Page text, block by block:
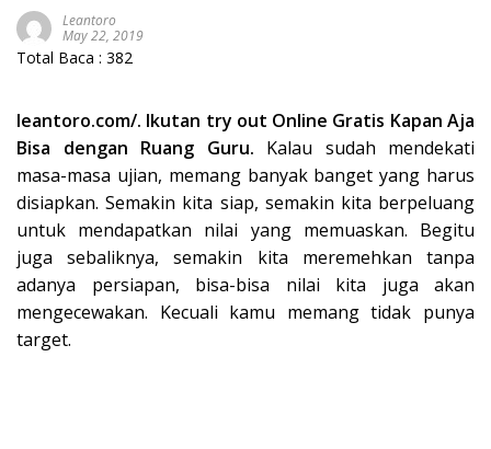
Ciptakan
Cerita,
Membangun
Leantoro
May 22, 2019
Total Baca : 382
leantoro.com/. Ikutan try out Online Gratis Kapan Aja
Bisa dengan Ruang Guru. Kalau sudah mendekati
masa-masa ujian, memang banyak banget yang harus
disiapkan. Semakin kita siap, semakin kita berpeluang
untuk mendapatkan nilai yang memuaskan. Begitu
juga sebaliknya, semakin kita meremehkan tanpa
adanya persiapan, bisa-bisa nilai kita juga akan
mengecewakan. Kecuali kamu memang tidak punya
target.